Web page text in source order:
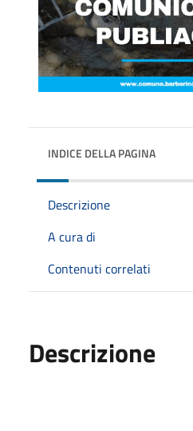
INDICE DELLA PAGINA
Descrizione
A cura di
Contenuti correlati
Descrizione